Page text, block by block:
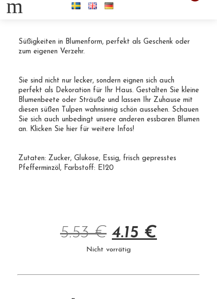
mPfefferminztulpen 70g
Süßigkeiten in Blumenform, perfekt als Geschenk oder
zum eigenen Verzehr.
Sie sind nicht nur lecker, sondern eignen sich auch
perfekt als Dekoration für Ihr Haus. Gestalten Sie kleine
Blumenbeete oder Sträuße und lassen Ihr Zuhause mit
diesen süßen Tulpen wahnsinnig schön aussehen. Schauen
Sie sich auch unbedingt unsere anderen essbaren Blumen
an. Klicken Sie hier für weitere Infos!
Zutaten: Zucker, Glukose, Essig, frisch gepresstes
Pfefferminzöl, Farbstoff: E120
5.53€ 4.15 €
Nicht vorrätig